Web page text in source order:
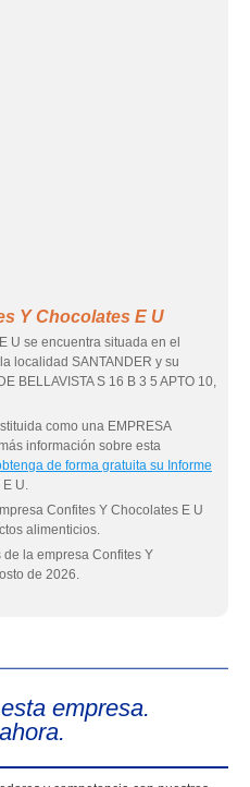
Y Chocolates E U
U se encuentra situada en el
localidad SANTANDER y su
BELLAVISTA S 16 B 3 5 APTO 10,
como una EMPRESA
información sobre esta
de forma gratuita su Informe
U.
Confites Y Chocolates E U
alimenticios.
la empresa Confites Y
de 2026.
empresa.